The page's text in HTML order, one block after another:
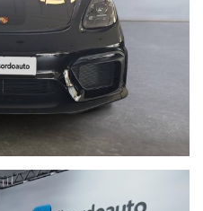
equivoci, è sempre bene
e della disponibilità del mezzo